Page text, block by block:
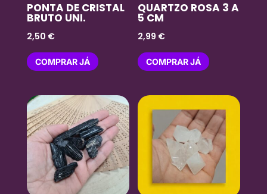
PONTA DE CRISTAL
BRUTO UNI.
2,50 €
COMPRAR JÁ
QUARTZO ROSA 3 A
5 CM
2,99 €
COMPRAR JÁ